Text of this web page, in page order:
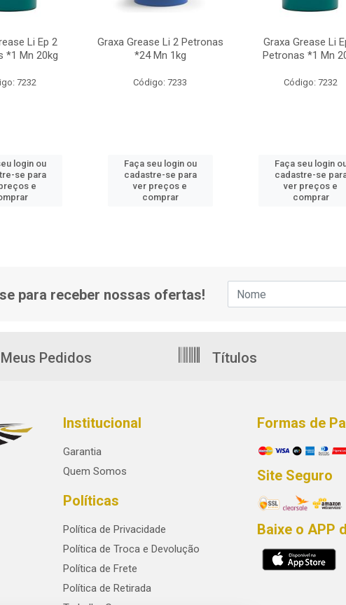
Li Ep 2
*1 Mn 20kg
7232
login ou
se para
e
Graxa Grease Li 2 Petronas
*24 Mn 1kg
Código: 7233
Faça seu login ou
cadastre-se para
ver preços e
comprar
Graxa Grease Li
Petronas *1 Mn
Código: 7232
Faça seu login
cadastre-se
ver preços e
comprar
para receber nossas ofertas!
Meus Pedidos Títulos
Institucional
Garantia
Quem Somos
Políticas
Política de Privacidade
Política de Troca e Devolução
Política de Frete
Política de Retirada
Formas de
Site Seguro
Baixe o APP